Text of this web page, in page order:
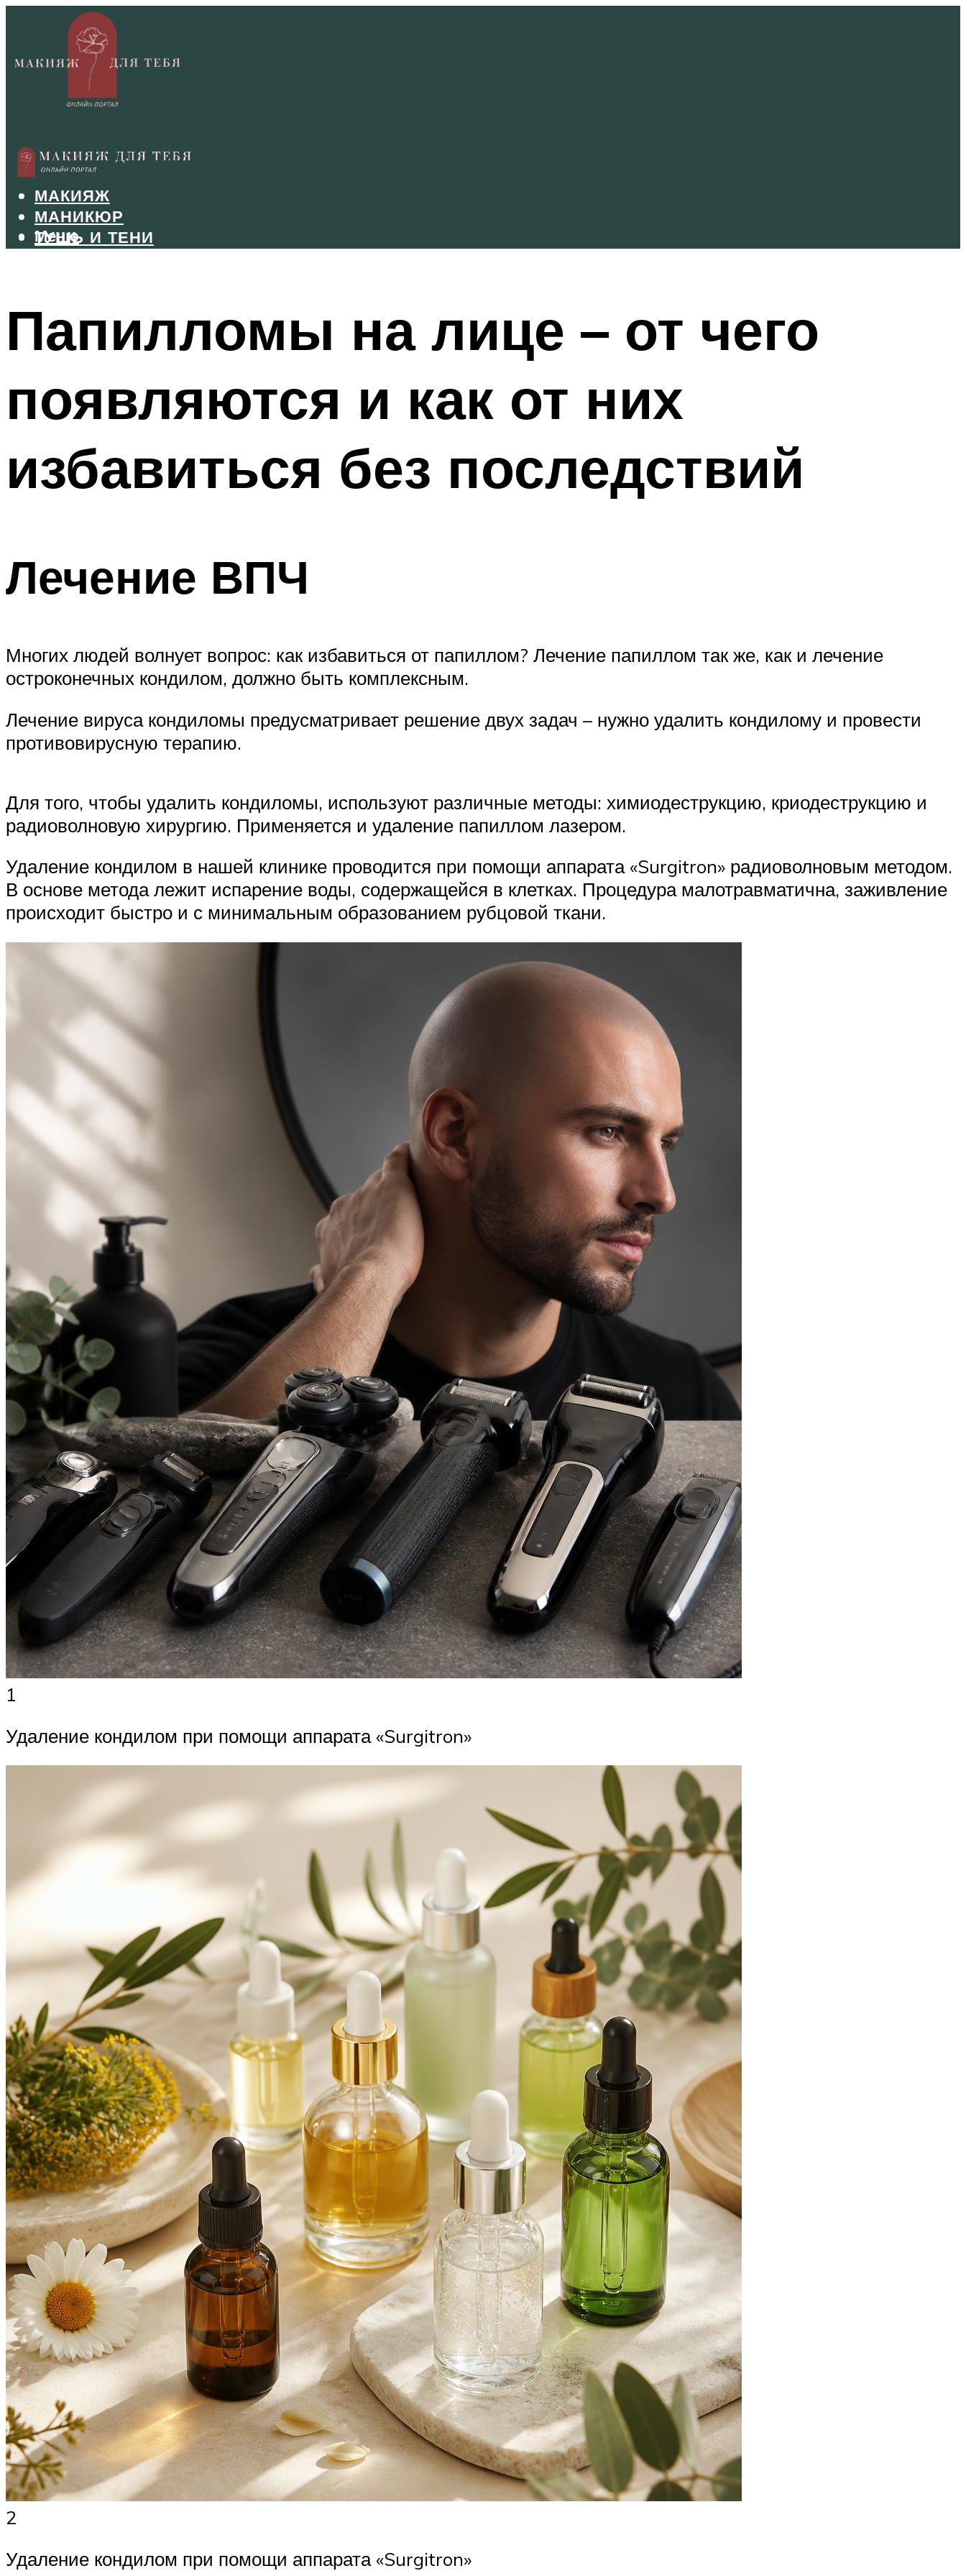
БРОВИ
ВОЛОСЫ
МАКИЯЖ
МАНИКЮР
ТУШЬ И ТЕНИ
Меню
Папилломы на лице – от чего
появляются и как от них
избавиться без последствий
Лечение ВПЧ
Многих людей волнует вопрос: как избавиться от папиллом? Лечение папиллом так же, как и лечение
остроконечных кондилом, должно быть комплексным.
Лечение вируса кондиломы предусматривает решение двух задач – нужно удалить кондилому и провести
противовирусную терапию.
Для того, чтобы удалить кондиломы, используют различные методы: химиодеструкцию, криодеструкцию и
радиоволновую хирургию. Применяется и удаление папиллом лазером.
Удаление кондилом в нашей клинике проводится при помощи аппарата «Surgitron» радиоволновым методом.
В основе метода лежит испарение воды, содержащейся в клетках. Процедура малотравматична, заживление
происходит быстро и с минимальным образованием рубцовой ткани.
1
Удаление кондилом при помощи аппарата «Surgitron»
2
Удаление кондилом при помощи аппарата «Surgitron»